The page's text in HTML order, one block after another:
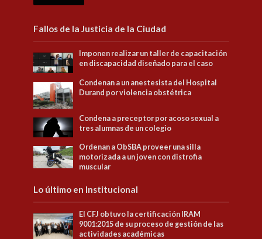
Fallos de la Justicia de la Ciudad
Imponen realizar un taller de capacitación
en discapacidad diseñado para el caso
Condenan a un anestesista del Hospital
Durand por violencia obstétrica
Condena a preceptor por acoso sexual a
tres alumnas de un colegio
Ordenan a ObSBA proveer una silla
motorizada a un joven con distrofia
muscular
Lo último en Institucional
El CFJ obtuvo la certificación IRAM
9001:2015 de su proceso de gestión de las
actividades académicas